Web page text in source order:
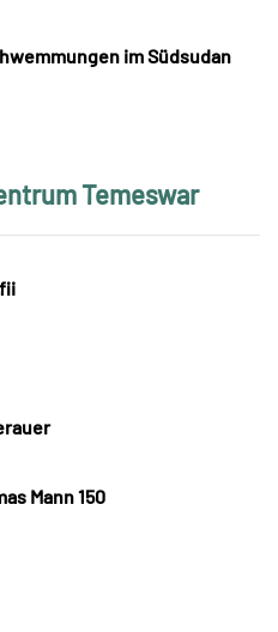
im Südsudan
Temeswar
Mann 150